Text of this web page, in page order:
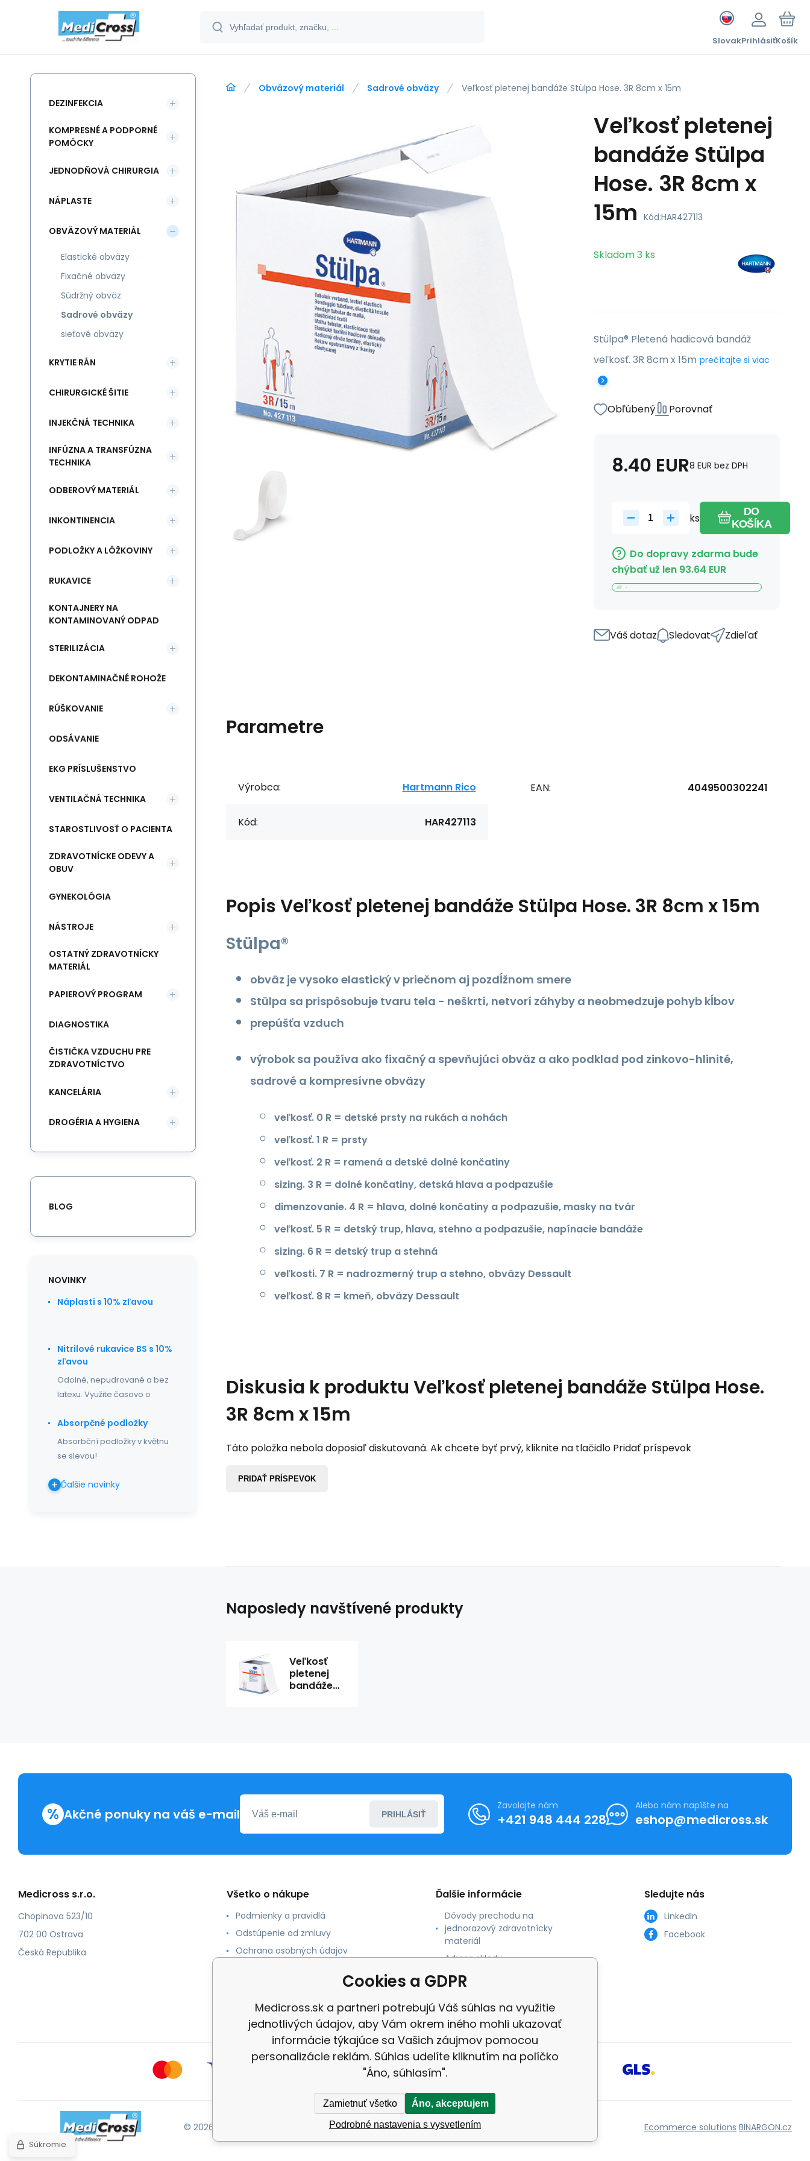
SlovakPrihlásiťKošík
Obväzový materiál Sadrové obväzy Veľkosť pletenej bandáže Stülpa Hose. 3R 8cm x 15m
Veľkosť pletenej
bandáže Stülpa
Hose. 3R 8cm x
15m Kód:HAR427113
Skladom3 ks
Stülpa® Pletená hadicová bandáž
veľkosť. 3R 8cm x 15m prečítajte si viac
Obľúbený Porovnať
8.40 EUR8 EUR bez DPH
ks
DO
KOŠÍKA
Do dopravy zdarma bude
chýbať už len 93.64 EUR
Váš dotaz Sledovat Zdieľať
Parametre
Výrobca: Hartmann Rico
Kód: HAR427113
EAN: 4049500302241
PopisVeľkosť pletenej bandáže Stülpa Hose. 3R 8cm x 15m
Stülpa®
obväz je vysoko elastický v priečnom aj pozdĺžnom smere
Stülpa sa prispôsobuje tvaru tela - neškrtí, netvorí záhyby a neobmedzuje pohyb kĺbov
prepúšťa vzduch
výrobok sa používa ako fixačný a spevňujúci obväz a ako podklad pod zinkovo-hlinité,
sadrové a kompresívne obväzy
veľkosť. 0 R = detské prsty na rukách a nohách
veľkosť. 1 R = prsty
veľkosť. 2 R = ramená a detské dolné končatiny
sizing. 3 R = dolné končatiny, detská hlava a podpazušie
dimenzovanie. 4 R = hlava, dolné končatiny a podpazušie, masky na tvár
veľkosť. 5 R = detský trup, hlava, stehno a podpazušie, napínacie bandáže
sizing. 6 R = detský trup a stehná
veľkosti. 7 R = nadrozmerný trup a stehno, obväzy Dessault
veľkosť. 8 R = kmeň, obväzy Dessault
Diskusia k produktu Veľkosť pletenej bandáže Stülpa Hose.
3R 8cm x 15m
Táto položka nebola doposiaľ diskutovaná. Ak chcete byť prvý, kliknite na tlačidlo Pridať príspevok
PRIDAŤ PRÍSPEVOK
DEZINFEKCIA
KOMPRESNÉ A PODPORNÉ
POMÔCKY
JEDNODŇOVÁ CHIRURGIA
NÁPLASTE
OBVÄZOVÝ MATERIÁL
Elastické obväzy
Fixačné obväzy
Súdržný obväz
Sadrové obväzy
sieťové obväzy
KRYTIE RÁN
CHIRURGICKÉ ŠITIE
INJEKČNÁ TECHNIKA
INFÚZNA A TRANSFÚZNA
TECHNIKA
ODBEROVÝ MATERIÁL
INKONTINENCIA
PODLOŽKY A LÔŽKOVINY
RUKAVICE
KONTAJNERY NA
KONTAMINOVANÝ ODPAD
STERILIZÁCIA
DEKONTAMINAČNÉ ROHOŽE
RÚŠKOVANIE
ODSÁVANIE
EKG PRÍSLUŠENSTVO
VENTILAČNÁ TECHNIKA
STAROSTLIVOSŤ O PACIENTA
ZDRAVOTNÍCKE ODEVY A
OBUV
GYNEKOLÓGIA
NÁSTROJE
OSTATNÝ ZDRAVOTNÍCKY
MATERIÁL
PAPIEROVÝ PROGRAM
DIAGNOSTIKA
ČISTIČKA VZDUCHU PRE
ZDRAVOTNÍCTVO
KANCELÁRIA
DROGÉRIA A HYGIENA
BLOG
NOVINKY
Náplasti s 10% zľavou
Nitrilové rukavice BS s 10%
zľavou
Odolné, nepudrované a bez
latexu. Využite časovo o
Absorpčné podložky
Absorbční podložky v květnu
se slevou!
Ďalšie novinky
Naposledy navštívené produkty
Veľkosť
pletenej
bandáže
% Akčné ponuky na váš e-mail PRIHLÁSIŤ
Zavolajte nám
+421 948 444 228
Alebo nám napíšte na
eshop@medicross.sk
Medicross s.r.o.
Chopinova 523/10
702 00 Ostrava
Česká Republika
Všetko o nákupe
Podmienky a pravidlá
Odstúpenie od zmluvy
Ochrana osobných údajov
Kontaktné údaje
Ďalšie informácie
Dôvody prechodu na
jednorazový zdravotnícky
materiál
Adresa skladu
Sledujte nás
LinkedIn
Facebook
© 2026 Medicross.sk | Mapa stránok Ecommerce solutions BINARGON.cz
Cookies a GDPR
Medicross.sk a partneri potrebujú Váš súhlas na využitie
jednotlivých údajov, aby Vám okrem iného mohli ukazovať
informácie týkajúce sa Vašich záujmov pomocou
personalizácie reklám. Súhlas udelíte kliknutím na políčko
"Áno, súhlasím".
Zamietnuť všetko Áno, akceptujem
Podrobné nastavenia s vysvetlením
Súkromie